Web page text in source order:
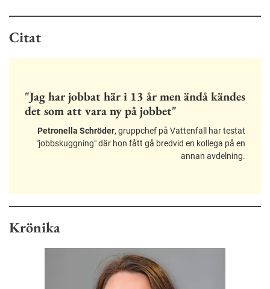
Citat
"Jag har jobbat här i 13 år men ändå kändes
det som att vara ny på jobbet"
Petronella Schröder, gruppchef på Vattenfall har testat
"jobbskuggning" där hon fått gå bredvid en kollega på en
annan avdelning.
Krönika